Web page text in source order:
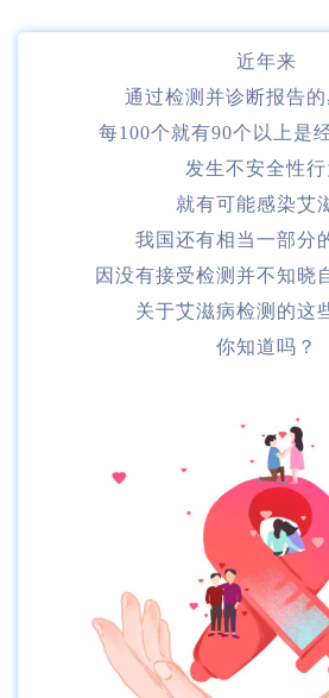
近年来
通过检测并诊断报告的
每100个就有90个以上是
发生不安全性行
就有可能感染艾
我国还有相当一部分
因没有接受检测并不知晓
关于艾滋病检测的这
你知道吗？